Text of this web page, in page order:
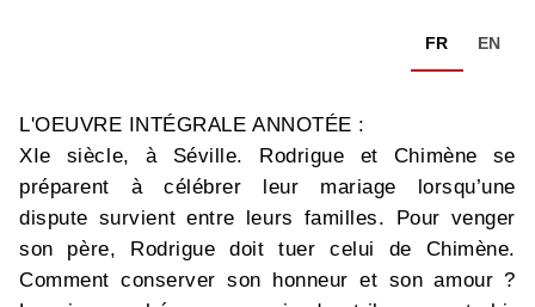
FR EN
L'OEUVRE INTÉGRALE ANNOTÉE :
XIe siècle, à Séville. Rodrigue et Chimène se
préparent à célébrer leur mariage lorsqu’une
dispute survient entre leurs familles. Pour venger
son père, Rodrigue doit tuer celui de Chimène.
Comment conserver son honneur et son amour ?